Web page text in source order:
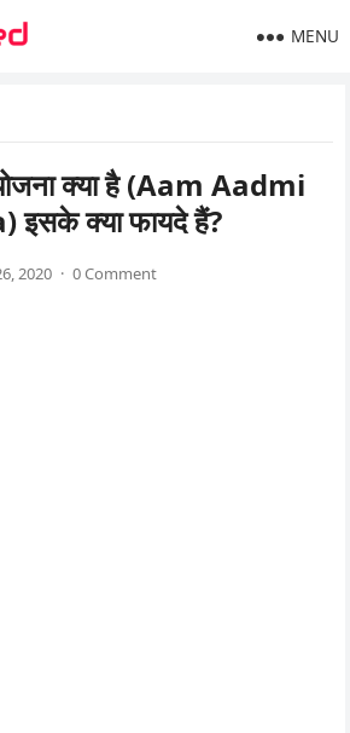
MENU
क्या है (Aam Aadmi
क्या फायदे हैं?
2020 · 0 Comment